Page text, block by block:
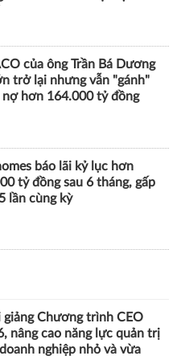
của ông Trần Bá Dương
trở lại nhưng vẫn "gánh"
nợ hơn 164.000 tỷ đồng
báo lãi kỷ lục hơn
tỷ đồng sau 6 tháng, gấp
lần cùng kỳ
giảng Chương trình CEO
nâng cao năng lực quản trị
nghiệp nhỏ và vừa